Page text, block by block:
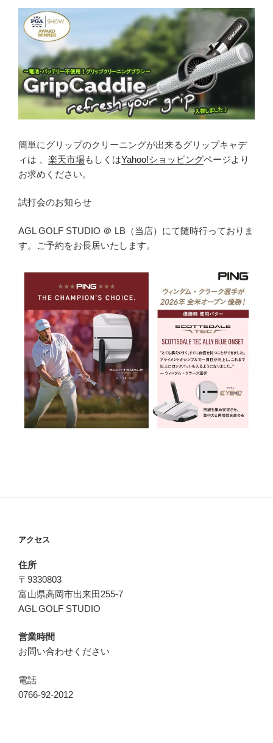
簡単にグリップのクリーニングが出来るグリップキャデ
ィは 、 楽天市場もしくはYahoo!ショッピングページより
お求めください。
試打会のお知らせ
AGL GOLF STUDIO ＠ LB（当店）にて随時行っておりま
す。ご予約をお長居いたします。
アクセス
住所
〒9330803
富山県高岡市出来田255-7
AGL GOLF STUDIO
営業時間
お問い合わせください
電話
0766-92-2012